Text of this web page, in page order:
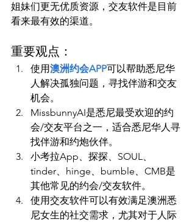
姐妹们更无优质资源，交友软件是目前
看来最有效的渠道。
重要观点：
使用澳洲约会APP可以帮助悉尼华
人解决孤独问题，寻找伴游和交友
机会。
MissbunnyAI是悉尼最受欢迎的约
会/交友平台之一，适合悉尼华人寻
找伴游和约炮伙伴。
小考拉App、探探、SOUL、
tinder、hinge、bumble、CMB是
其他常见的约会/交友软件。
使用交友软件可以有效满足澳洲悉
尼女生的社交需求，尤其对于人际